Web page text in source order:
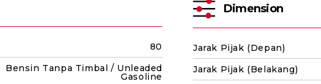
80
Bensin Tanpa Timbal / Unleaded
Gasoline
Dimension
Jarak Pijak (Depan)
Jarak Pijak (Belakang)